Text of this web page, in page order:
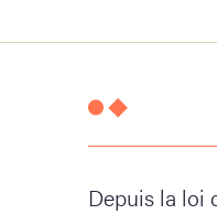
Depuis la loi